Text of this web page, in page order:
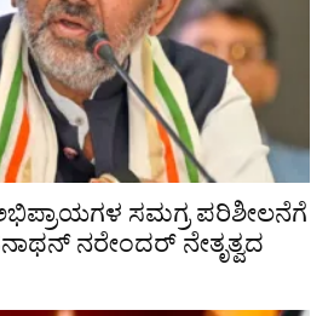
ಸಮಗ್ರ ಪರಿಶೀಲನೆಗೆ
ನರೇಂದರ್ ನೇತೃತ್ವದ